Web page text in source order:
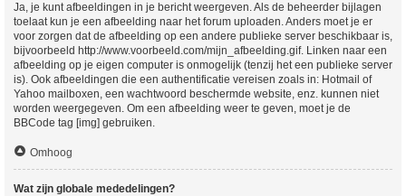
Ja, je kunt afbeeldingen in je bericht weergeven. Als de beheerder bijlagen
toelaat kun je een afbeelding naar het forum uploaden. Anders moet je er
voor zorgen dat de afbeelding op een andere publieke server beschikbaar is,
bijvoorbeeld http://www.voorbeeld.com/mijn_afbeelding.gif. Linken naar een
afbeelding op je eigen computer is onmogelijk (tenzij het een publieke server
is). Ook afbeeldingen die een authentificatie vereisen zoals in: Hotmail of
Yahoo mailboxen, een wachtwoord beschermde website, enz. kunnen niet
worden weergegeven. Om een afbeelding weer te geven, moet je de
BBCode tag [img] gebruiken.
Omhoog
Wat zijn globale mededelingen?